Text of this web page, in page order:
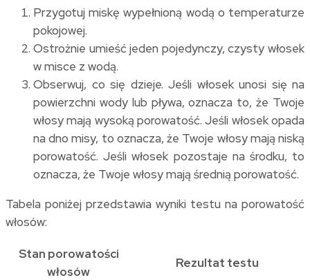
Przygotuj miskę wypełnioną wodą o temperaturze
pokojowej.
Ostrożnie umieść jeden pojedynczy, czysty włosek
w misce z wodą.
Obserwuj, co się dzieje. Jeśli włosek unosi się na
powierzchni wody lub pływa, oznacza to, że Twoje
włosy mają wysoką porowatość. Jeśli włosek opada
na dno misy, to oznacza, że Twoje włosy mają niską
porowatość. Jeśli włosek pozostaje na środku, to
oznacza, że Twoje włosy mają średnią porowatość.
Tabela poniżej przedstawia wyniki testu na porowatość
włosów:
Stan porowatości
włosów
Rezultat testu